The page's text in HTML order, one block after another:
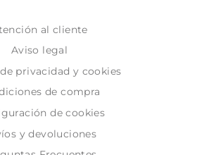
al cliente
Aviso legal
privacidad y cookies
de compra
de cookies
y devoluciones